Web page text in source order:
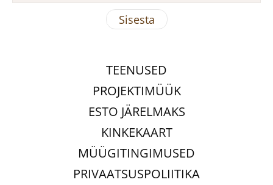
TEENUSED
PROJEKTIMÜÜK
ESTO JÄRELMAKS
KINKEKAART
MÜÜGITINGIMUSED
PRIVAATSUSPOLIITIKA